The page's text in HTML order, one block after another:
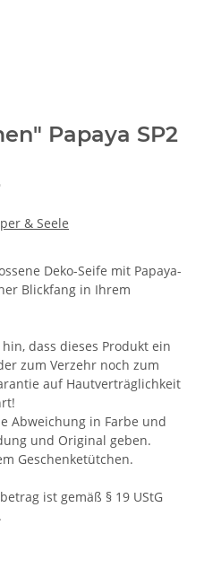
Papaya SP2
& Seele
Deko-Seife mit Papaya-
Blickfang in Ihrem
dass dieses Produkt ein
zum Verzehr noch zum
auf Hautverträglichkeit
Abweichung in Farbe und
und Original geben.
Geschenketütchen.
ist gemäß § 19 UStG